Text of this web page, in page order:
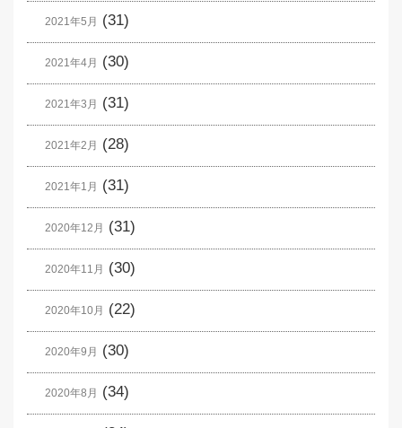
2021年5月 (31)
2021年4月 (30)
2021年3月 (31)
2021年2月 (28)
2021年1月 (31)
2020年12月 (31)
2020年11月 (30)
2020年10月 (22)
2020年9月 (30)
2020年8月 (34)